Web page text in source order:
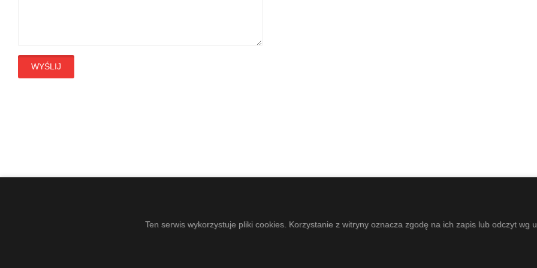
WYŚLIJ
Ten serwis wykorzystuje pliki cookies. Korzystanie z witryny oznacza zgodę na ich zapis lub odczyt wg